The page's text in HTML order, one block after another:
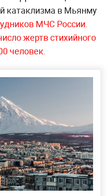
катаклизма в Мьянму
МЧС России.
жертв стихийного
человек.